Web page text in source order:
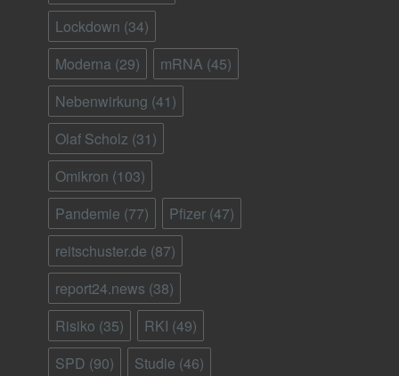
Lockdown (34)
Moderna (29) mRNA (45)
Nebenwirkung (41)
Olaf Scholz (31)
Omikron (103)
Pandemie (77) Pfizer (47)
reitschuster.de (87)
report24.news (38)
Risiko (35) RKI (49)
SPD (90) Studie (46)